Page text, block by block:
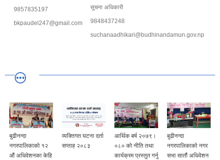
9857835197
bkpaudel247@gmail.com
सूचना अधिकारी
9848437248
suchanaadhikari@budhinandamun.gov.np
बुढीनन्दा
नगरपालिकाको १२
औं अधिवेशनका केहि
व्यक्तिगत घटना दर्ता
सप्ताह २०८३
आर्थिक बर्ष २०७९।
०८० को नीति तथा
कार्यक्रम प्रस्तुत गर्नु
बुढीनन्दा
नगरपालिकाको नगर
सभा सातौं अधिवेशन